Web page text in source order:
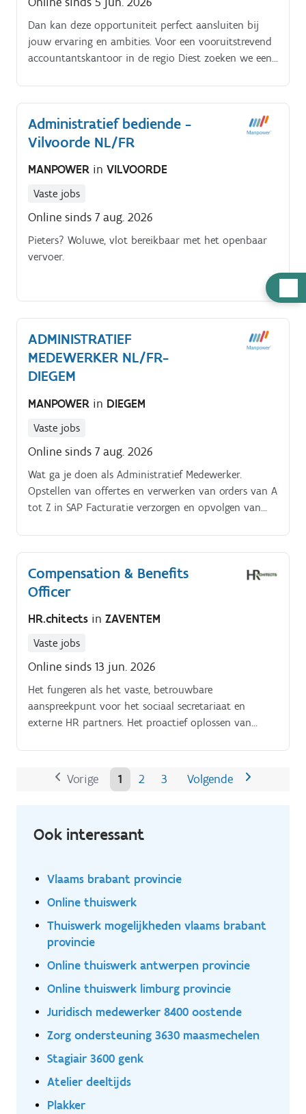
Dan kan deze opportuniteit perfect aansluiten bij
jouw ervaring en ambities. Voor een vooruitstrevend
accountantskantoor in de regio Diest zoeken we een
opneemt en klanten begeleidt van boekhouding tot
strategisch advies.
Administratief bediende -
Vilvoorde NL/FR
MANPOWER in VILVOORDE
Vaste jobs
Online sinds 7 aug. 2026
Pieters? Woluwe, vlot bereikbaar met het openbaar
vervoer.
ADMINISTRATIEF
MEDEWERKER NL/FR-
DIEGEM
MANPOWER in DIEGEM
Vaste jobs
Online sinds 7 aug. 2026
Wat ga je doen als Administratief Medewerker.
Opstellen van offertes en verwerken van orders van A
tot Z in SAP Facturatie verzorgen en opvolgen van
disputen, inclusief opmaak van creditnota's
Telefonisch en schriftelijk contact onderhouden met
klanten en fabrieken Bestellingen plaatsen bij interne
en externe leveranciers en deze nauw opvolgen
Compensation & Benefits
Officer
HR.chitects in ZAVENTEM
Vaste jobs
Online sinds 13 jun. 2026
Het fungeren als het vaste, betrouwbare
aanspreekpunt voor het sociaal secretariaat en
externe HR partners. Het proactief oplossen van
Vorige 1 2 3 Volgende
Ook interessant
Vlaams brabant provincie
Online thuiswerk
Thuiswerk mogelijkheden vlaams brabant
provincie
Online thuiswerk antwerpen provincie
Online thuiswerk limburg provincie
Juridisch medewerker 8400 oostende
Zorg ondersteuning 3630 maasmechelen
Stagiair 3600 genk
Atelier deeltijds
Plakker